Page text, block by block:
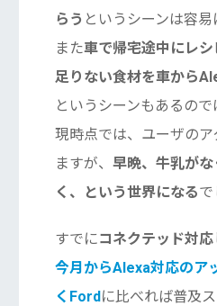
らう というシーンは容易
また車で帰宅途中にレ
足りない食材を車から
というシーンもあるので
現時点では、ユーザの
ますが、 早晩、牛乳が
く、という世界になるで
すでにコネクテッド対
今月からAlexa対応のア
くFordに比べれば普及